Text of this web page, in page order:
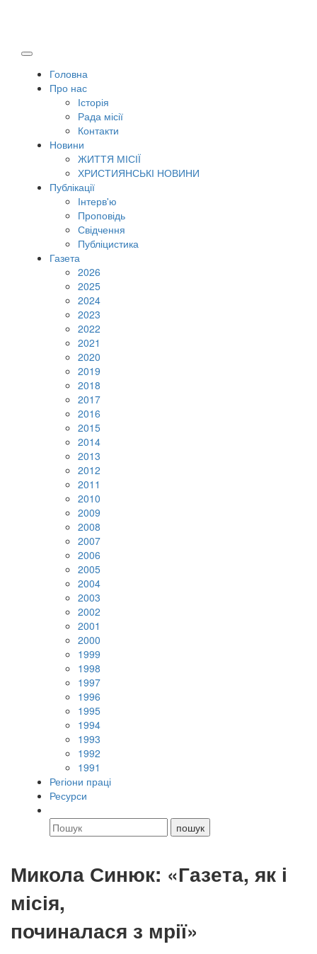
Головна
Про нас
Історія
Рада місії
Контакти
Новини
ЖИТТЯ МІСІЇ
ХРИСТИЯНСЬКІ НОВИНИ
Публікації
Інтерв'ю
Проповідь
Свідчення
Публіцистика
Газета
2026
2025
2024
2023
2022
2021
2020
2019
2018
2017
2016
2015
2014
2013
2012
2011
2010
2009
2008
2007
2006
2005
2004
2003
2002
2001
2000
1999
1998
1997
1996
1995
1994
1993
1992
1991
Регіони праці
Ресурси
Микола Синюк: «Газета, як і
місія,
починалася з мрії»